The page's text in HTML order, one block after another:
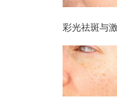
1.一般情况下
4.部分患者可
5.治疗时医生
6.激光治疗色
彩光祛斑与